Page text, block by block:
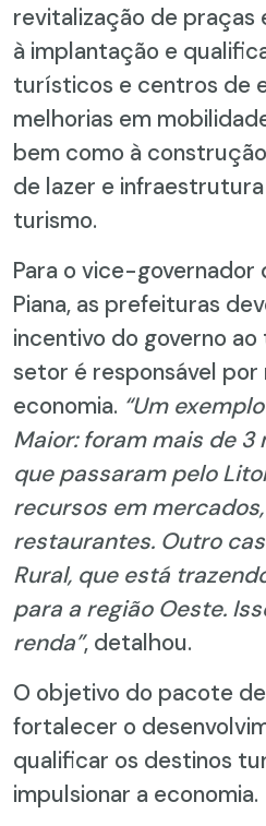
revitalização de praças
à implantação e
turísticos e centros de
melhorias em
bem como à
de lazer e
turismo.
Para o vice-governador
Piana, as prefeituras
incentivo do governo
setor é responsável por
economia. “Um
Maior: foram mais de 3
que passaram pelo
recursos em
restaurantes. Outro
Rural, que está
para a região Oeste.
renda”, detalhou.
O objetivo do pacote
fortalecer o
qualificar os destinos
impulsionar a economia.